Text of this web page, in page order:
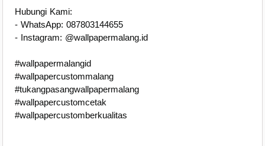
Hubungi Kami:
- WhatsApp: 087803144655
- Instagram: @wallpapermalang.id
#wallpapermalangid
#wallpapercustommalang
#tukangpasangwallpapermalang
#wallpapercustomcetak
#wallpapercustomberkualitas